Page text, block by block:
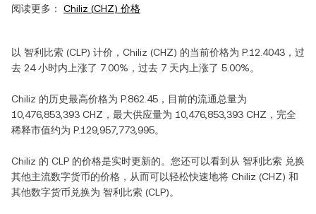
阅读更多： Chiliz (CHZ) 价格
以 智利比索 (CLP) 计价， Chiliz (CHZ) 的当前价格为 P.12.4043 ，过
去 24 小时内 上涨了 7.00% ，过去 7 天内 上涨了 5.00%。
Chiliz 的历史最高价格为 P.862.45 ，目前的流通总量为
10,476,853,393 CHZ ，最大供应量为 10,476,853,393 CHZ ，完全
稀释市值约为 P.129,957,773,995。
Chiliz 的 CLP 的价格是实时更新的。您还可以看到从 智利比索 兑换
其他主流数字货币的价格，从而可以轻松快速地将 Chiliz (CHZ) 和
其他数字货币兑换为 智利比索 (CLP)。